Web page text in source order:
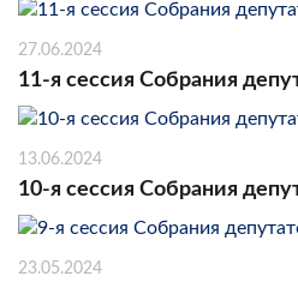
27.06.2024
11-я сессия Собрания
13.06.2024
10-я сессия Собрания
23.05.2024